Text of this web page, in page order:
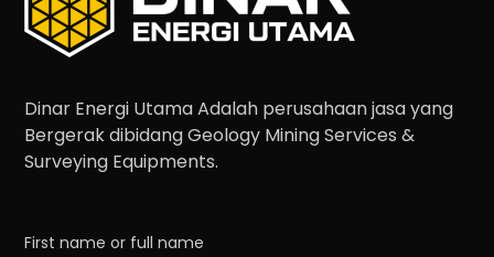
Dinar Energi Utama Adalah perusahaan jasa yang
Bergerak dibidang Geology Mining Services &
Surveying Equipments.
First name or full name